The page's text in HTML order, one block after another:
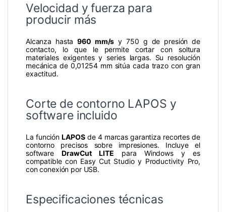
Velocidad y fuerza para
producir más
Alcanza hasta960 mm/s y 750 g de presión de
contacto, lo que le permite cortar con soltura
materiales exigentes y series largas. Su resolución
mecánica de 0,01254 mm sitúa cada trazo con gran
exactitud.
Corte de contorno LAPOS y
software incluido
La funciónLAPOSde 4 marcas garantiza recortes de
contorno precisos sobre impresiones. Incluye el
softwareDrawCut LITE para Windows y es
compatible con Easy Cut Studio y Productivity Pro,
con conexión por USB.
Especificaciones técnicas